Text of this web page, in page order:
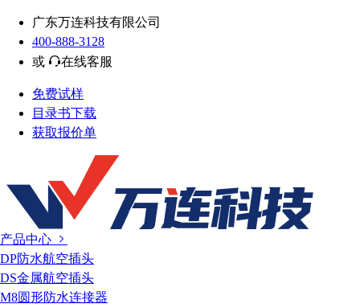
广东万连科技有限公司
400-888-3128
或
在线客服
免费试样
目录书下载
获取报价单
产品中心
DP防水航空插头
DS金属航空插头
M8圆形防水连接器